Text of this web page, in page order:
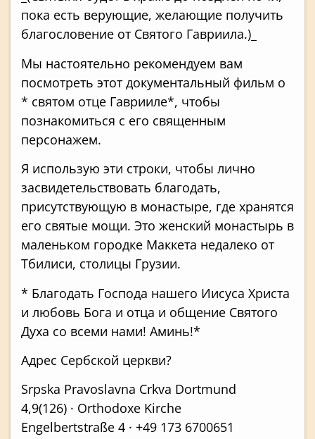
пока есть верующие, желающие получить
благословение от Святого Гавриила.)_
Мы настоятельно рекомендуем вам
посмотреть этот документальный фильм о
* святом отце Гаврииле*, чтобы
познакомиться с его священным
персонажем.
Я использую эти строки, чтобы лично
засвидетельствовать благодать,
присутствующую в монастыре, где хранятся
его святые мощи. Это женский монастырь в
маленьком городке Маккета недалеко от
Тбилиси, столицы Грузии.
* Благодать Господа нашего Иисуса Христа
и любовь Бога и отца и общение Святого
Духа со всеми нами! Аминь!*
Адрес Сербской церкви?
Srpska Pravoslavna Crkva Dortmund
4,9(126) · Orthodoxe Kirche
Engelbertstraße 4 · +49 173 6700651